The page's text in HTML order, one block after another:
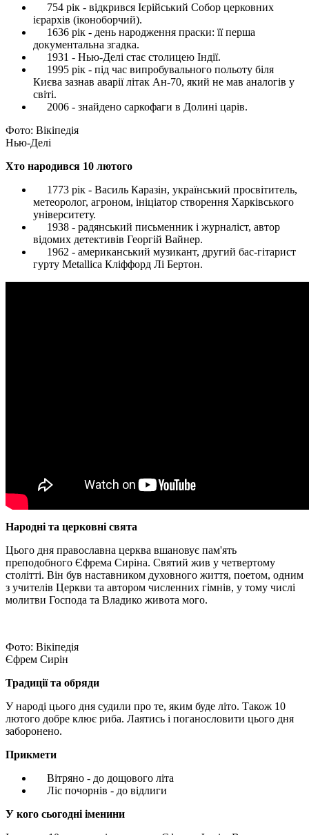
754 рік - відкрився Ієрійський Собор церковних
ієрархів (іконоборчий).
1636 рік - день народження праски: її перша
документальна згадка.
1931 - Нью-Делі стає столицею Індії.
1995 рік - під час випробувального польоту біля
Києва зазнав аварії літак Ан-70, який не мав аналогів у
світі.
2006 - знайдено саркофаги в Долині царів.
Фото: Вікіпедія
Нью-Делі
Хто народився 10 лютого
1773 рік - Василь Каразін, український просвітитель,
метеоролог, агроном, ініціатор створення Харківського
університету.
1938 - радянський письменник і журналіст, автор
відомих детективів Георгій Вайнер.
1962 - американський музикант, другий бас-гітарист
гурту Metallica Кліффорд Лі Бертон.
Народні та церковні свята
Цього дня православна церква вшановує пам'ять
преподобного Єфрема Сиріна. Святий жив у четвертому
столітті. Він був наставником духовного життя, поетом, одним
з учителів Церкви та автором численних гімнів, у тому числі
молитви Господа та Владико живота мого.
Фото: Вікіпедія
Єфрем Сирін
Традиції та обряди
У народі цього дня судили про те, яким буде літо. Також 10
лютого добре клює риба. Лаятись і поганословити цього дня
заборонено.
Прикмети
Вітряно - до дощового літа
Ліс почорнів - до відлиги
У кого сьогодні іменини